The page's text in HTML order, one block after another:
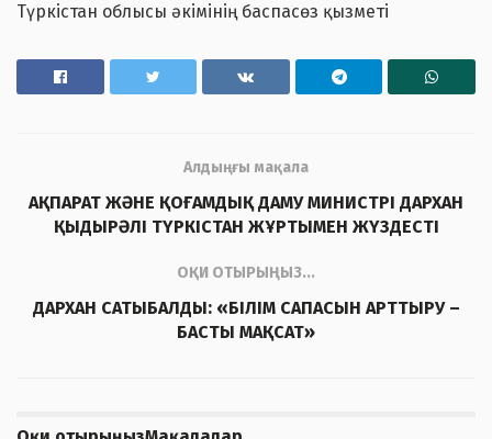
Түркістан облысы әкімінің баспасөз қызметі
Алдыңғы мақала
АҚПАРАТ ЖӘНЕ ҚОҒАМДЫҚ ДАМУ МИНИСТРІ ДАРХАН
ҚЫДЫРӘЛІ ТҮРКІСТАН ЖҰРТЫМЕН ЖҮЗДЕСТІ
ОҚИ ОТЫРЫҢЫЗ...
ДАРХАН САТЫБАЛДЫ: «БІЛІМ САПАСЫН АРТТЫРУ –
БАСТЫ МАҚСАТ»